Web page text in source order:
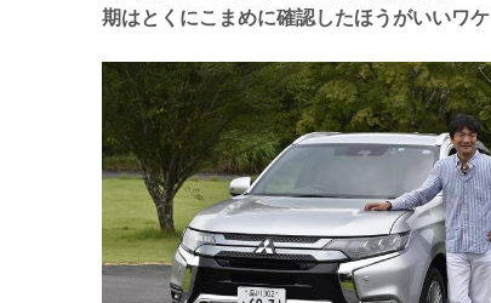
期はとくにこまめに確認したほうがいいワケ